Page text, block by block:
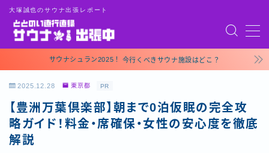
大塚誠也のサウナ出張レポート
MENU
お問い合わせ
プライバシーポリシー
運営者情報
サウナシュラン2025！ 今行くべきサウナ施設はどこ？
2025.12.28 東京都 PR
【豊洲万葉倶楽部】朝まで0泊仮眠の完全攻
略ガイド！料金・席確保・女性の安心度を徹底
解説